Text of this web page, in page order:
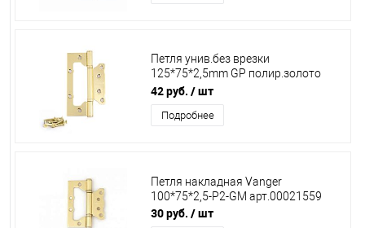
Петля унив.без врезки
125*75*2,5mm GP полир.золото
AKSEL 0413316KL-9
42 руб. / шт
Подробнее
Петля накладная Vanger
100*75*2,5-P2-GM арт.00021559
30 руб. / шт